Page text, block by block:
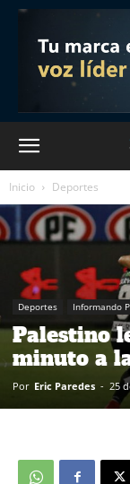
Inicio Deportes
Deportes Informando
Palestino
minuto a
Por Eric Paredes - 25